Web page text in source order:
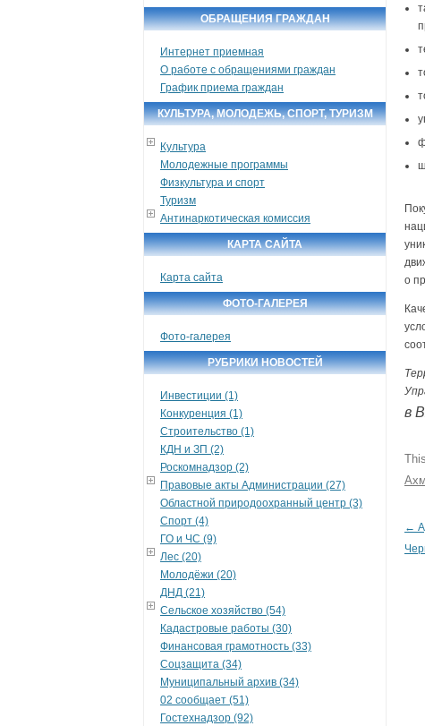
ОБРАЩЕНИЯ ГРАЖДАН
Интернет приемная
О работе с обращениями граждан
График приема граждан
КУЛЬТУРА, МОЛОДЕЖЬ, СПОРТ, ТУРИЗМ
Культура
Молодежные программы
Физкультура и спорт
Туризм
Антинаркотическая комиссия
КАРТА САЙТА
Карта сайта
ФОТО-ГАЛЕРЕЯ
Фото-галерея
РУБРИКИ НОВОСТЕЙ
Инвестиции (1)
Конкуренция (1)
Строительство (1)
КДН и ЗП (2)
Роскомнадзор (2)
Правовые акты Администрации (27)
Областной природоохранный центр (3)
Спорт (4)
ГО и ЧС (9)
Лес (20)
Молодёжи (20)
ДНД (21)
Сельское хозяйство (54)
Кадастровые работы (30)
Финансовая грамотность (33)
Соцзащита (34)
Муниципальный архив (34)
02 сообщает (51)
Гостехнадзор (92)
о
в
←